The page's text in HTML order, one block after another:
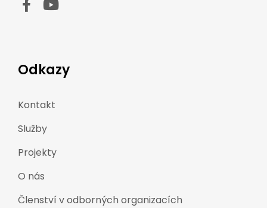
Odkazy
Kontakt
Služby
Projekty
O nás
Členství v odborných organizacích